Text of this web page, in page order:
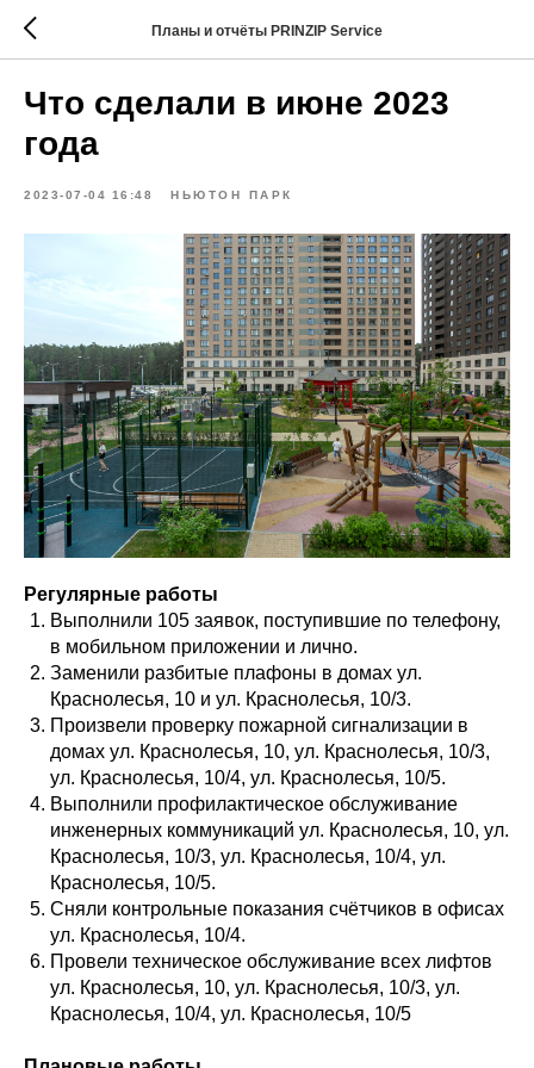
Планы и отчёты PRINZIP Service
Что сделали в июне 2023
года
2023-07-04 16:48 НЬЮТОН ПАРК
Регулярные работы
Выполнили 105 заявок, поступившие по телефону,
в мобильном приложении и лично.
Заменили разбитые плафоны в домах ул.
Краснолесья, 10 и ул. Краснолесья, 10/3.
Произвели проверку пожарной сигнализации в
домах ул. Краснолесья, 10, ул. Краснолесья, 10/3,
ул. Краснолесья, 10/4, ул. Краснолесья, 10/5.
Выполнили профилактическое обслуживание
инженерных коммуникаций ул. Краснолесья, 10, ул.
Краснолесья, 10/3, ул. Краснолесья, 10/4, ул.
Краснолесья, 10/5.
Сняли контрольные показания счётчиков в офисах
ул. Краснолесья, 10/4.
Провели техническое обслуживание всех лифтов
ул. Краснолесья, 10, ул. Краснолесья, 10/3, ул.
Краснолесья, 10/4, ул. Краснолесья, 10/5